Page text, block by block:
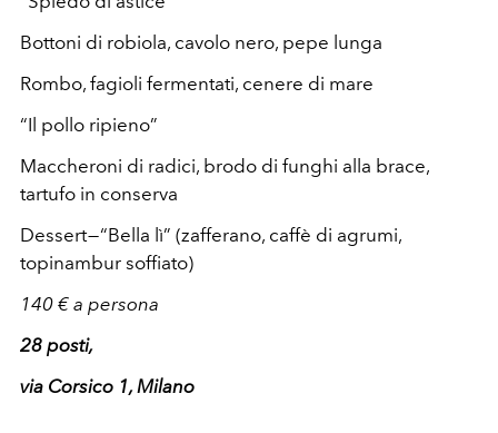
Bottoni di robiola, cavolo nero, pepe lunga
Rombo, fagioli fermentati, cenere di mare
“Il pollo ripieno”
Maccheroni di radici, brodo di funghi alla brace,
tartufo in conserva
Dessert — “Bella lì” (zafferano, caffè di agrumi,
topinambur soffiato)
140 € a persona
28 posti,
via Corsico 1, Milano